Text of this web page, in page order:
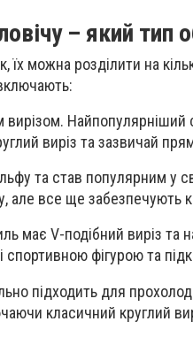
– який тип
можна розділити на
вирізом. Найпопулярніший
виріз та зазвичай
та став популярним у
але все ще забезпечують
має V-подібний виріз та
спортивною фігурою та
підходить для
класичний круглий